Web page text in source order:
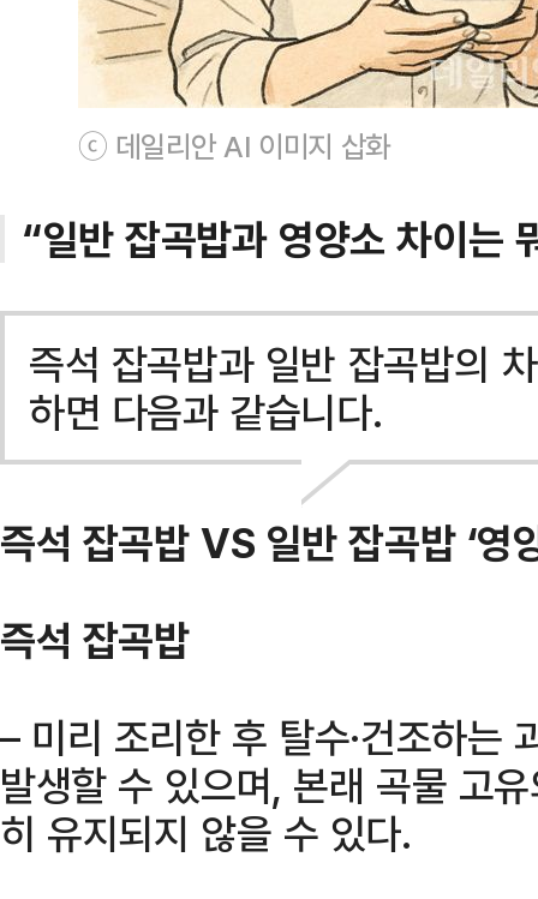
ⓒ 데일리안 AI 이미지 삽화
“일반 잡곡밥과 영양소 차이는
즉석 잡곡밥과 일반 잡곡밥의
하면 다음과 같습니다.
즉석 잡곡밥 VS 일반 잡곡밥 ‘영
즉석 잡곡밥
– 미리 조리한 후 탈수·건조하는
발생할 수 있으며, 본래 곡물 고
히 유지되지 않을 수 있다.